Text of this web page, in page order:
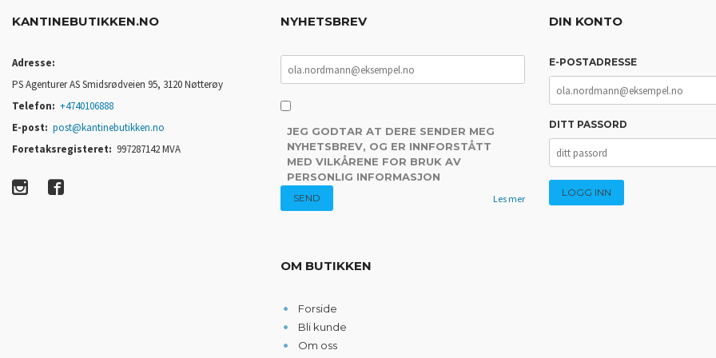
KANTINEBUTIKKEN.NO
Adresse:
PS Agenturer AS Smidsrødveien 95, 3120 Nøtterøy
Telefon: +4740106888
E-post: post@kantinebutikken.no
Foretaksregisteret: 997287142 MVA
NYHETSBREV
JEG GODTAR AT DERE SENDER MEG
NYHETSBREV, OG ER INNFORSTÅTT
MED VILKÅRENE FOR BRUK AV
PERSONLIG INFORMASJON
Les mer
OM BUTIKKEN
Forside
Bli kunde
Om oss
DIN KONTO
E-POSTADRESSE
DITT PASSORD